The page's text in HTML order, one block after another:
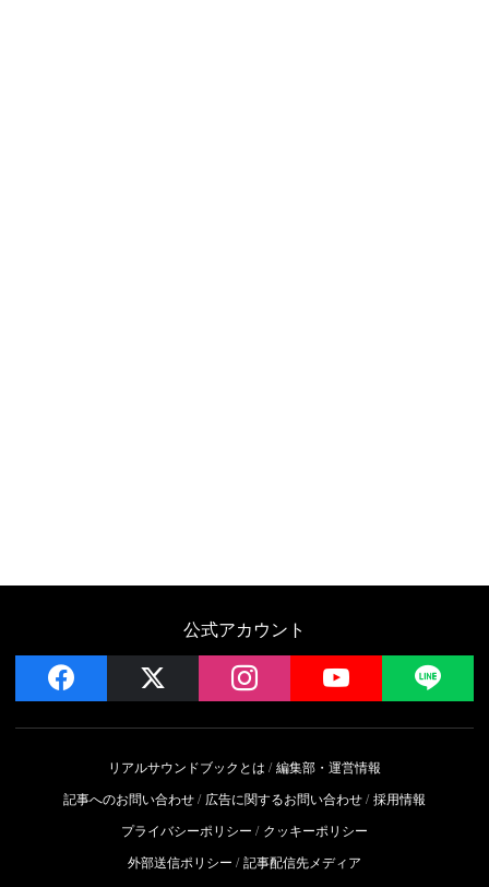
公式アカウント
facebook instagram YouTube
リアルサウンドブックとは
編集部・運営情報
記事へのお問い合わせ
広告に関するお問い合わせ 採用情報
プライバシーポリシー
クッキーポリシー
外部送信ポリシー
記事配信先メディア